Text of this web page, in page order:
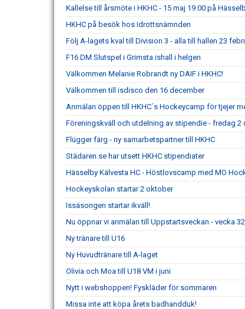
Kallelse till årsmöte i HKHC - 15 maj 19.00 på
HKHC på besök hos Idrottsnämnden
Följ A-lagets kval till Division 3 - alla till hallen 23
F16 DM Slutspel i Grimsta ishall i helgen
Välkommen Melanie Robrandt ny DAIF i HKHC!
Välkommen till isdisco den 16 december
Anmälan öppen till HKHC´s Hockeycamp för tjejer
Föreningskväll och utdelning av stipendie - fredag 2
Flügger färg - ny samarbetspartner till HKHC
Städaren.se har utsett HKHC stipendiater
Hässelby Kälvesta HC - Höstlovscamp med MO
Hockeyskolan startar 2 oktober
Issäsongen startar ikväll!
Nu öppnar vi anmälan till Uppstartsveckan - vecka
Ny tränare till U16
Ny Huvudtränare till A-laget
Olivia och Moa till U18 VM i juni
Nytt i webshoppen! Fyskläder för sommaren
Missa inte att köpa årets badhandduk!